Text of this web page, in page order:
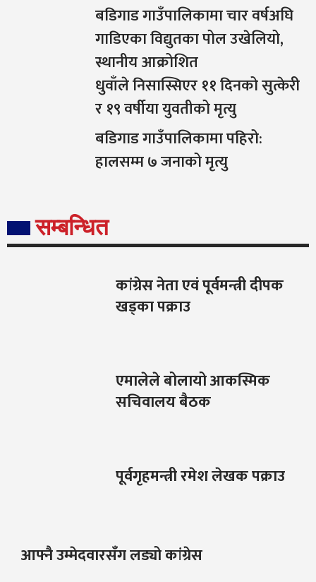
बडिगाड गाउँपालिकामा चार वर्षअघि
गाडिएका विद्युतका पोल उखेलियो,
स्थानीय आक्रोशित
धुवाँले निसास्सिएर ११ दिनको सुत्केरी
र १९ वर्षीया युवतीको मृत्यु
बडिगाड गाउँपालिकामा पहिरो:
हालसम्म ७ जनाको मृत्यु
सम्बन्धित
कांग्रेस नेता एवं पूर्वमन्त्री दीपक
खड्का पक्राउ
एमालेले बोलायो आकस्मिक
सचिवालय बैठक
पूर्वगृहमन्त्री रमेश लेखक पक्राउ
आफ्नै उम्मेदवारसँग लड्यो कांग्रेस